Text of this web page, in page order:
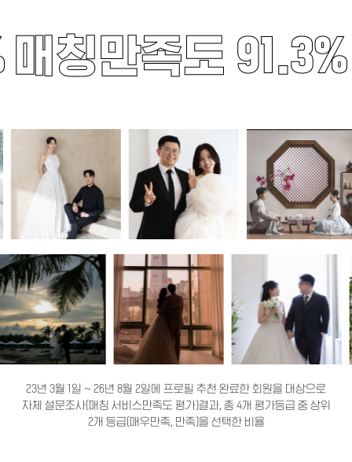
매칭만족도 91.3%
23년 3월 1일 ~ 26년 8월 2일에 프로필 추천 완료한 회원을 대상으로
자체 설문조사(매칭 서비스만족도 평가)결과, 총 4개 평가등급 중 상위
2개 등급(매우만족, 만족)을 선택한 비율